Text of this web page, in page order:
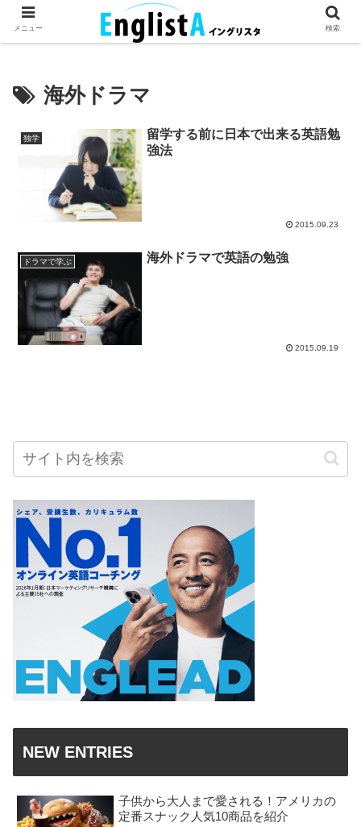
英語が話せるとちょっとハッピー。
海外ドラマ
独学
留学する前に日本で出来る英語勉
強法
2015.09.23
ドラマで学ぶ 海外ドラマで英語の勉強
2015.09.19
NEW ENTRIES
子供から大人まで愛される！アメリカの
定番スナック人気10商品を紹介
メニュー 検索